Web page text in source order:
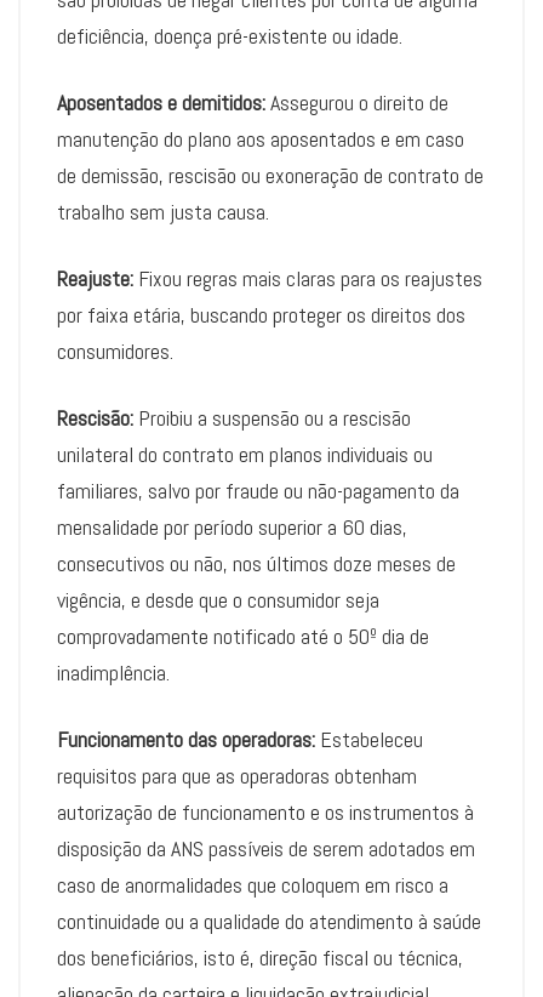
deficiência, doença pré-existente ou idade.
Aposentados e demitidos:Assegurou o direito de
manutenção do plano aos aposentados e em caso
de demissão, rescisão ou exoneração de contrato de
trabalho sem justa causa.
Reajuste: Fixou regras mais claras para os reajustes
por faixa etária, buscando proteger os direitos dos
consumidores.
Rescisão: Proibiu a suspensão ou a rescisão
unilateral do contrato em planos individuais ou
familiares, salvo por fraude ou não-pagamento da
mensalidade por período superior a 60 dias,
consecutivos ou não, nos últimos doze meses de
vigência, e desde que o consumidor seja
comprovadamente notificado até o 50º dia de
inadimplência.
Funcionamento das operadoras: Estabeleceu
requisitos para que as operadoras obtenham
autorização de funcionamento e os instrumentos à
disposição da ANS passíveis de serem adotados em
caso de anormalidades que coloquem em risco a
continuidade ou a qualidade do atendimento à saúde
dos beneficiários, isto é, direção fiscal ou técnica,